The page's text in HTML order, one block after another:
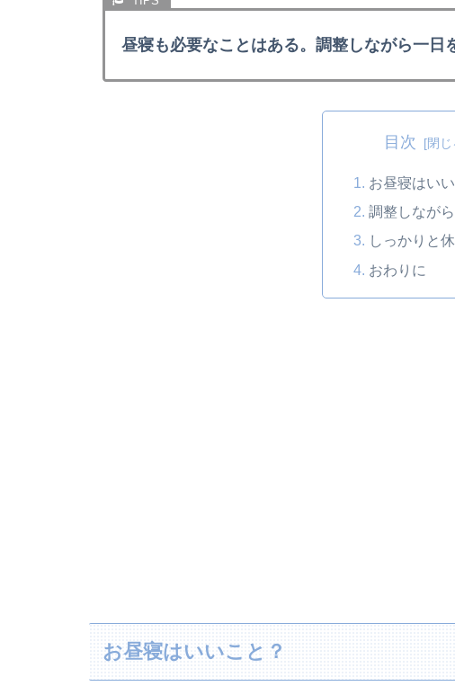
昼寝も必要なことはある。調整しながら一日
目次
お昼寝はい
調整しなが
しっかりと
おわりに
お昼寝はいいこと？